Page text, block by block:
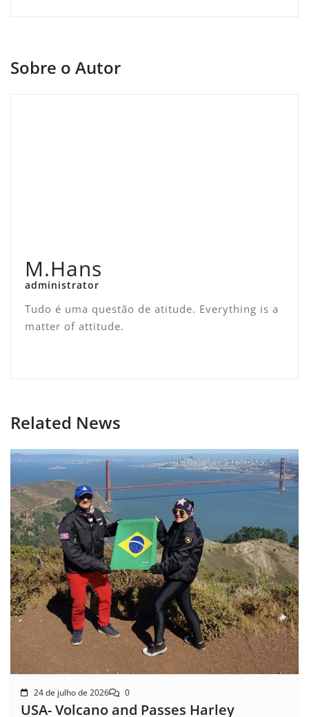
Sobre o Autor
M.Hans
administrator
Tudo é uma questão de atitude. Everything is a
matter of attitude.
Related News
24 de julho de 2026 0
USA- Volcano and Passes Harley